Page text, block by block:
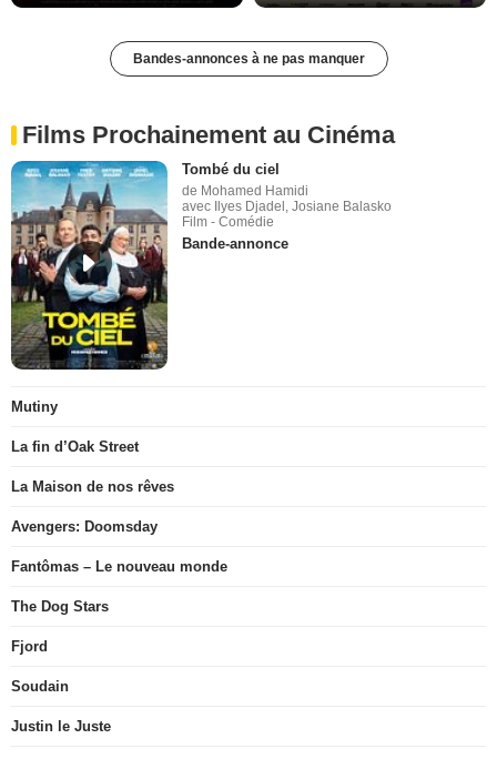
Bandes-annonces à ne pas manquer
Films Prochainement au Cinéma
Tombé du ciel
de Mohamed Hamidi
avec Ilyes Djadel, Josiane Balasko
Film - Comédie
Bande-annonce
Mutiny
La fin d’Oak Street
La Maison de nos rêves
Avengers: Doomsday
Fantômas – Le nouveau monde
The Dog Stars
Fjord
Soudain
Justin le Juste